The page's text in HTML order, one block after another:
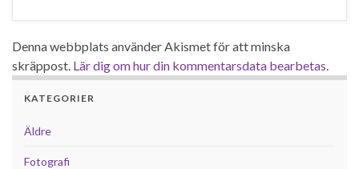
Denna webbplats använder Akismet för att minska
skräppost. Lär dig om hur din kommentarsdata bearbetas.
KATEGORIER
Äldre
Fotografi